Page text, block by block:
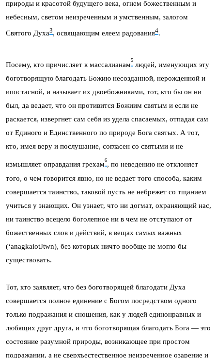
природы и красотой будущего века, огнем божественным и
небесным, светом неизреченным и умственным, залогом
Святого Духа3, освящающим елеем радования4.
Посему, кто причисляет к массалианам
5
людей, именующих эту
боготворящую благодать Божию несозданной, нерожденной и
ипостасной, и называет их двоебожниками, тот, кто бы он ни
был, да ведает, что он противится Божиим святым и если не
раскается, извергнет сам себя из удела спасаемых, отпадая сам
от Единого и Единственного по природе Бога святых. А тот,
кто, имея веру и послушание, согласен со святыми и не
измышляет оправдания грехам
6
, по неведению не отклоняет
того, о чем говорится явно, но не ведает того способа, каким
совершается таинство, таковой пусть не небрежет со тщанием
учиться у знающих. Он узнает, что ни догмат, охраняющий нас,
ни таинство всецело боголепное ни в чем не отступают от
божественных слов и действий, в вещах самых важных
(‘anagkaiotЈtwn), без которых ничто вообще не могло бы
существовать.
Тот, кто заявляет, что без боготворящей благодати Духа
совершается полное единение с Богом посредством одного
только подражания и сношения, как у людей единонравных и
любящих друг друга, и что боготворящая благодать Бога — это
состояние разумной природы, возникающее при простом
подражании, а не сверхъестественное неизреченное озарение и